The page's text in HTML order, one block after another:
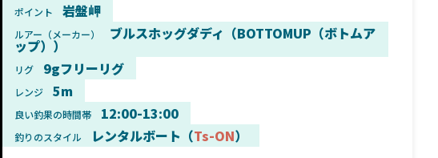
ポイント 岩盤岬
ルアー（メーカー） ブルスホッグダディ（BOTTOMUP（ボトムア
ップ））
リグ 9gフリーリグ
レンジ 5m
良い釣果の時間帯 12:00-13:00
釣りのスタイル レンタルボート（Ts-ON）
DAIWA ふく魚／ちび
初心者におすすめ！
2025年9月16日
シマノ25コンプレックス XR！ライトリグを
意のままに！24ヴァンフォードとの違いも
2025年2月2日